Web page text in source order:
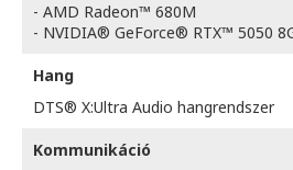
- AMD Radeon™ 680M
- NVIDIA® GeForce® RTX™ 5050
Hang
DTS® X:Ultra Audio hangrendszer
Kommunikáció